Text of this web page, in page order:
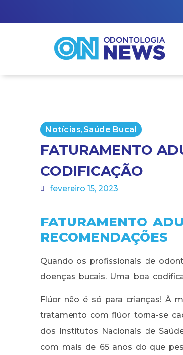
Notícias,Saúde Bucal
FATURAMENTO
CODIFICAÇÃO
fevereiro 15, 2023
FATURAMENTO
RECOMENDAÇÕES
Quando os profissionais de
doenças bucais. Uma boa
Flúor não é só para crianças! À
tratamento com flúor torna-se
dos Institutos Nacionais de
com mais de 65 anos do que